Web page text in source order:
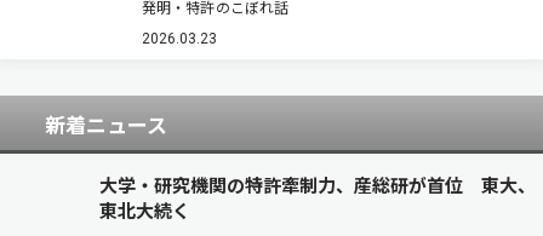
は，1983（S. 58）年に発売されて以来の累計出
荷総数が昨年3月に1億5,000万個を超え，その後
発明・特許のこぼれ話
2026.03.23
新着ニュース
大学・研究機関の特許牽制力、産総研が首位 東大、
東北大続く